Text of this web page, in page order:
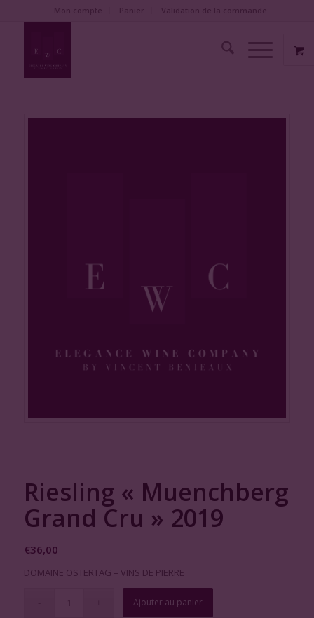
Riesling « Muenchberg
Grand Cru » 2019
€36,00
DOMAINE OSTERTAG – VINS DE PIERRE
Ajouter au panier